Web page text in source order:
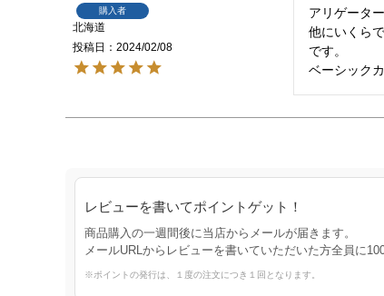
購入者
北海道
投稿日
2024/02/08
アリゲータ
他にいくら
です。
ベーシック
レビューを書いてポイントゲット！
商品購入の一週間後に当店からメールが届きます。
メールURLからレビューを書いていただいた方全員に
※ポイントの発行は、１度の注文につき１回となります。